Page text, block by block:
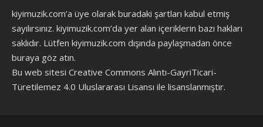
kiyimuzik.com’a üye olarak buradaki şartları kabul etmiş
sayılırsınız. kiyimuzik.com’da yer alan içeriklerin bazı hakları
saklıdır. Lütfen kiyimuzik.com dışında paylaşmadan önce
buraya göz atın.
Bu web sitesi Creative Commons Alıntı-GayriTicari-
Türetilemez 4.0 Uluslararası Lisansı ile lisanslanmıştır.